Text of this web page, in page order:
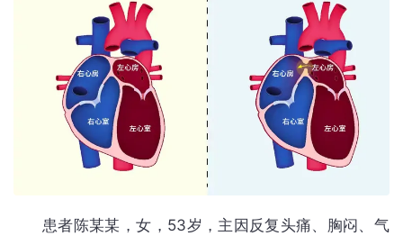
患者陈某某，女，53岁，主因反复头痛、胸闷、气